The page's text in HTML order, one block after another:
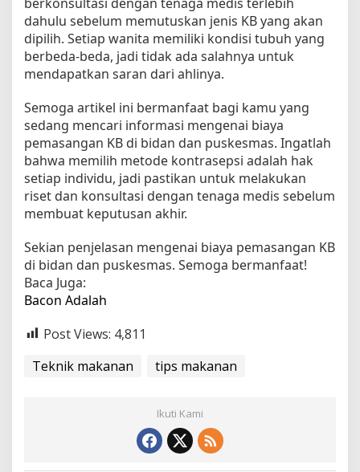
dahulu sebelum memutuskan jenis KB yang akan
dipilih. Setiap wanita memiliki kondisi tubuh yang
berbeda-beda, jadi tidak ada salahnya untuk
mendapatkan saran dari ahlinya.
Semoga artikel ini bermanfaat bagi kamu yang
sedang mencari informasi mengenai biaya
pemasangan KB di bidan dan puskesmas. Ingatlah
bahwa memilih metode kontrasepsi adalah hak
setiap individu, jadi pastikan untuk melakukan
riset dan konsultasi dengan tenaga medis sebelum
membuat keputusan akhir.
Sekian penjelasan mengenai biaya pemasangan KB
di bidan dan puskesmas. Semoga bermanfaat!
Baca Juga:
Bacon Adalah
Post Views: 4,811
Teknik makanan
tips makanan
Ikuti Kami